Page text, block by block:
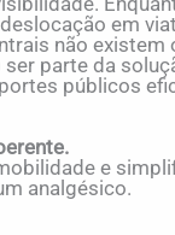
em
não existem
parte da
públicos
e
analgésico.